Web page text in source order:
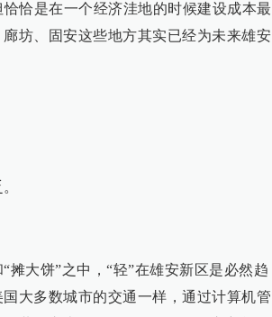
恰是在一个经济洼地的时候建设成本最
坊、固安这些地方其实已经为未来雄安
大饼”之中，“轻”在雄安新区是必然趋
大多数城市的交通一样，通过计算机管